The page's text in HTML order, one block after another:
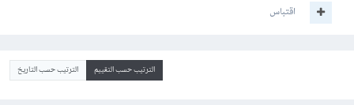
اقتباس
الترتيب حسب التقييم الترتيب حسب التاريخ